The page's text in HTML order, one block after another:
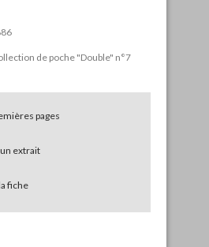
de poche "Double" n°7
pages
extrait
fiche